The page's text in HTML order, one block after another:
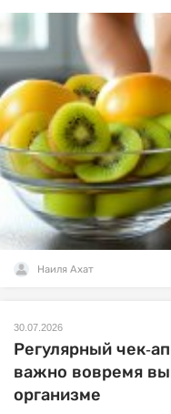
Наиля Ахат
30.07.2026
Регулярный чек-
важно вовремя
организме